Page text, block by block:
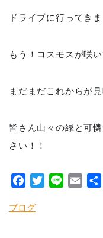
ドライブに行ってき
もう！コスモスが咲
まだまだこれからが見
皆さん山々の緑と可
さい！！
Facebook
TwitterLine Email
ブログ